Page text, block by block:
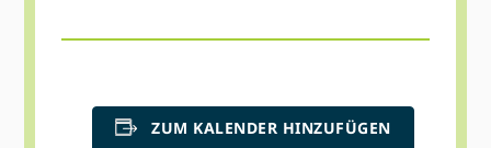
ZUM KALENDER HINZUFÜGEN